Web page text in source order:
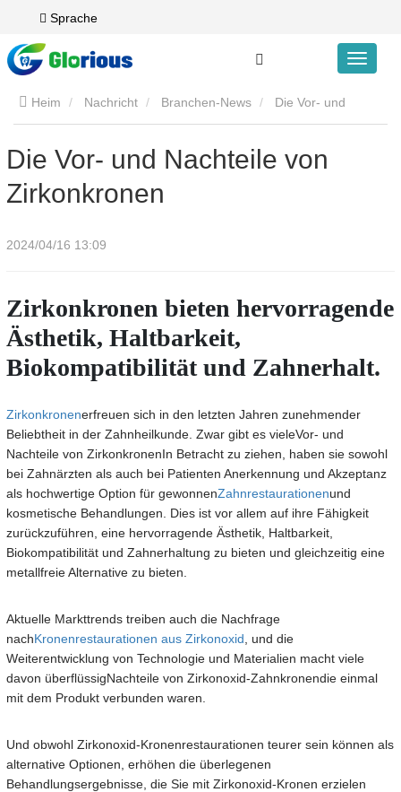
Sprache
Heim Nachricht Branchen-News
Die Vor- und Nachteile von
Zirkonkronen
2024/04/16 13:09
Zirkonkronen bieten hervorragende
Ästhetik, Haltbarkeit,
Biokompatibilität und Zahnerhalt.
Zirkonkronenerfreuen sich in den letzten Jahren zunehmender
Beliebtheit in der Zahnheilkunde. Zwar gibt es vieleVor- und
Nachteile von ZirkonkronenIn Betracht zu ziehen, haben sie sowohl
bei Zahnärzten als auch bei Patienten Anerkennung und Akzeptanz
als hochwertige Option für gewonnenZahnrestaurationenund
kosmetische Behandlungen. Dies ist vor allem auf ihre Fähigkeit
zurückzuführen, eine hervorragende Ästhetik, Haltbarkeit,
Biokompatibilität und Zahnerhaltung zu bieten und gleichzeitig eine
metallfreie Alternative zu bieten.
Aktuelle Markttrends treiben auch die Nachfrage
nachKronenrestaurationen aus Zirkonoxid , und die
Weiterentwicklung von Technologie und Materialien macht viele
davon überflüssigNachteile von Zirkonoxid-Zahnkronendie einmal
mit dem Produkt verbunden waren.
Und obwohl Zirkonoxid-Kronenrestaurationen teurer sein können als
alternative Optionen, erhöhen die überlegenen
Behandlungsergebnisse, die Sie mit Zirkonoxid-Kronen erzielen